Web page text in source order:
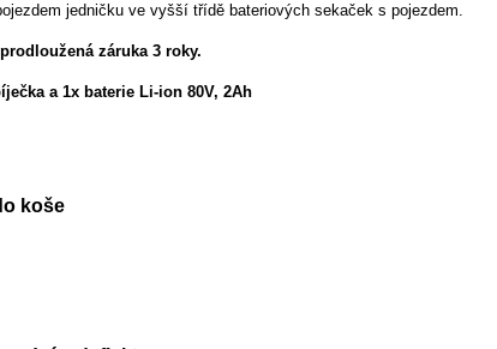
jedničku ve vyšší třídě bateriových sekaček s pojezdem.
záruka 3 roky.
a 1x baterie Li-ion 80V, 2Ah
koše